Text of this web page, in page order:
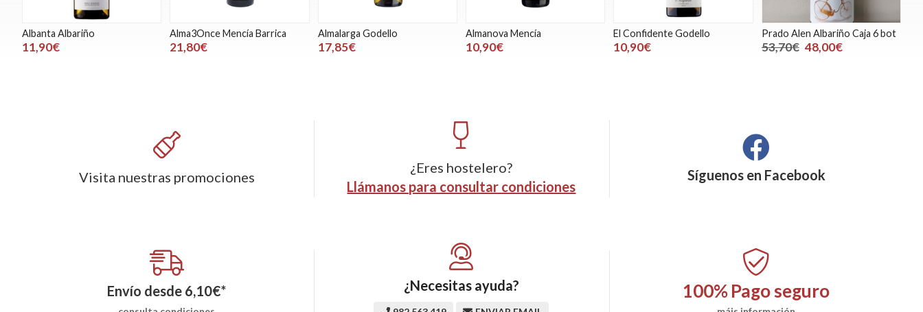
Albanta Albariño
11,90€
Alma3Once Mencía Barrica
21,80€
Almalarga Godello
17,85€
Almanova Mencía
10,90€
El Confidente Godello
10,90€
Prado Alen Albariño Caja 6 bot
53,70€ 48,00€
Visita nuestras promociones
¿Eres hostelero?
Llámanos para consultar condiciones
Síguenos en Facebook
Envío desde 6,10€* ¿Necesitas ayuda? 100%Pago seguro